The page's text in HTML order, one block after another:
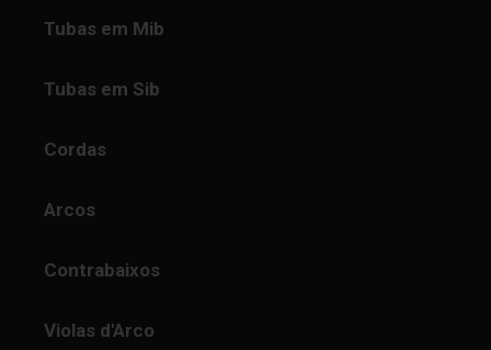
Tubas em Mib
Tubas em Sib
Cordas
Arcos
Contrabaixos
Violas d'Arco